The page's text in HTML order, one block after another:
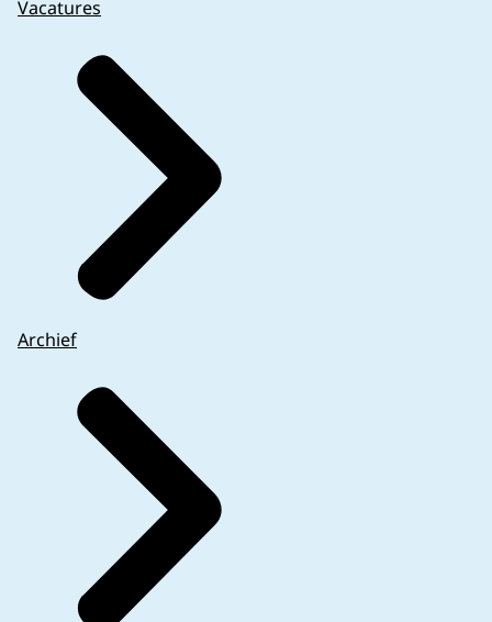
Vacatures
Archief